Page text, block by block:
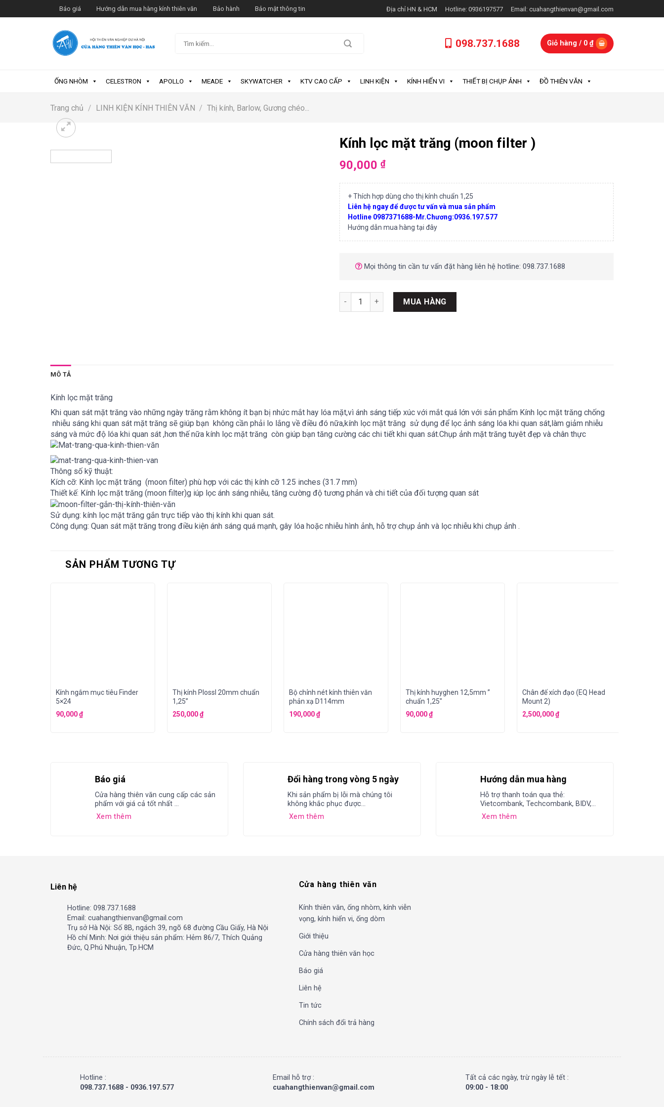
to
Báo giá Hướng dẫn mua hàng kính thiên văn Bảo hành Bảo mật thông tin Địa chỉ HN & HCM Hotline: 0936197577 Email: cuahangthienvan@gmail.com
kiếm:
098.737.1688 Giỏ hàng / 0₫
ỐNG NHÒM CELESTRON APOLLO MEADE SKYWATCHER KTV CAO CẤP LINH KIỆN KÍNH HIỂN VI THIẾT BỊ CHỤP ẢNH ĐỒ THIÊN VĂN
Trang chủ / LINH KIỆN KÍNH THIÊN VĂN / Thị kính, Barlow, Gương chéo...
Kính lọc mặt trăng (moon filter )
90,000 ₫
+ Thích hợp dùng cho thị kính chuẩn 1,25
Liên hệ ngay để được tư vấn và mua sản phẩm
Hotline 0987371688-Mr.Chương:0936.197.577
Hướng dẫn mua hàng tại đây
Mọi thông tin cần tư vấn đặt hàng liên hệ hotline: 098.737.1688
Kính lọc mặt trăng (moon filter ) số lượng
MUA HÀNG
MÔ TẢ
Kính lọc mặt trăng
Khi quan sát mặt trăng vào những ngày trăng rằm không ít bạn bị nhức mắt hay lóa mặt,vì ánh sáng tiếp xúc với mắt quá lớn với sản phẩm Kính lọc mặt trăng chống
nhiễu sáng khi quan sát mặt trăng sẽ giúp bạn không cần phải lo lắng về điều đó nữa,kính lọc mặt trăng sử dụng để lọc ảnh sáng lóa khi quan sát,làm giảm nhiễu
sáng và mức độ lóa khi quan sát ,hơn thế nữa kính lọc mặt trăng còn giúp bạn tăng cường các chi tiết khi quan sát.Chụp ảnh mặt trăng tuyêt đẹp và chân thực
Thông số kỹ thuật:
Kích cỡ: Kính lọc mặt trăng (moon filter) phù hợp với các thị kính cỡ 1.25 inches (31.7 mm)
Thiết kế: Kính lọc mặt trăng (moon filter)g iúp lọc ánh sáng nhiễu, tăng cường độ tương phản và chi tiết của đối tượng quan sát
Sử dụng: kính lọc mặt trăng gắn trực tiếp vào thị kính khi quan sát.
Công dụng: Quan sát mặt trăng trong điều kiện ánh sáng quá mạnh, gây lóa hoặc nhiễu hình ảnh, hỗ trợ chụp ảnh và lọc nhiễu khi chụp ảnh .
SẢN PHẨM TƯƠNG TỰ
Kính ngắm mục tiêu Finder
5×24
90,000₫
Thị kính Plossl 20mm chuẩn
1,25”
250,000₫
Bộ chỉnh nét kính thiên văn
phản xạ D114mm
190,000₫
Thị kính huyghen 12,5mm ”
chuẩn 1,25″
90,000₫
Chân đế xích đạo (EQ Head
Mount 2)
2,500,000₫
Báo giá
Cửa hàng thiên văn cung cấp các sản
phẩm với giá cả tốt nhất ...
Xem thêm
Đổi hàng trong vòng 5 ngày
Khi sản phẩm bị lỗi mà chúng tôi
không khắc phục được...
Xem thêm
Hướng dẫn mua hàng
Hỗ trợ thanh toán qua thẻ:
Vietcombank, Techcombank, BIDV,...
Xem thêm
Liên hệ
Hotline: 098.737.1688
Email: cuahangthienvan@gmail.com
Trụ sở Hà Nội: Số 8B, ngách 39, ngõ 68 đường Cầu Giấy, Hà Nội
Hồ chí Minh: Nơi giới thiệu sản phẩm: Hẻm 86/7, Thích Quảng
Đức, Q.Phú Nhuận, Tp.HCM
Cửa hàng thiên văn
Kính thiên văn, ống nhòm, kính viễn
vọng, kính hiển vi, ống dòm
Giới thiệu
Cửa hàng thiên văn học
Báo giá
Liên hệ
Tin tức
Chính sách đổi trả hàng
Hotline :
098.737.1688 - 0936.197.577
Email hỗ trợ :
cuahangthienvan@gmail.com
Tất cả các ngày, trừ ngày lễ tết :
09:00 - 18:00